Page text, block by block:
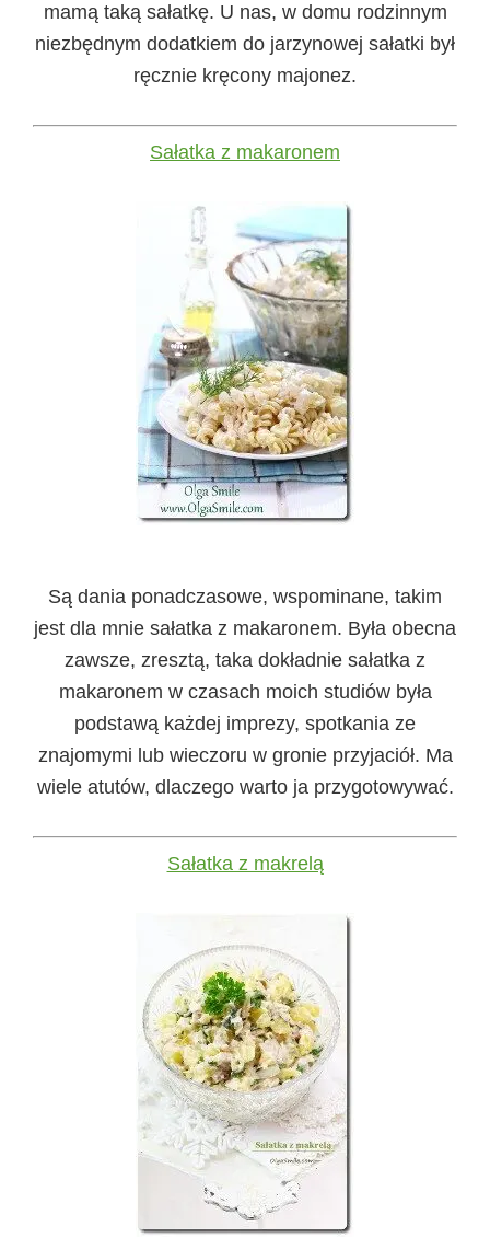
mamą taką sałatkę. U nas, w domu rodzinnym
niezbędnym dodatkiem do jarzynowej sałatki był
ręcznie kręcony majonez.
Sałatka z makaronem
Są dania ponadczasowe, wspominane, takim
jest dla mnie sałatka z makaronem. Była obecna
zawsze, zresztą, taka dokładnie sałatka z
makaronem w czasach moich studiów była
podstawą każdej imprezy, spotkania ze
znajomymi lub wieczoru w gronie przyjaciół. Ma
wiele atutów, dlaczego warto ja przygotowywać.
Sałatka z makrelą